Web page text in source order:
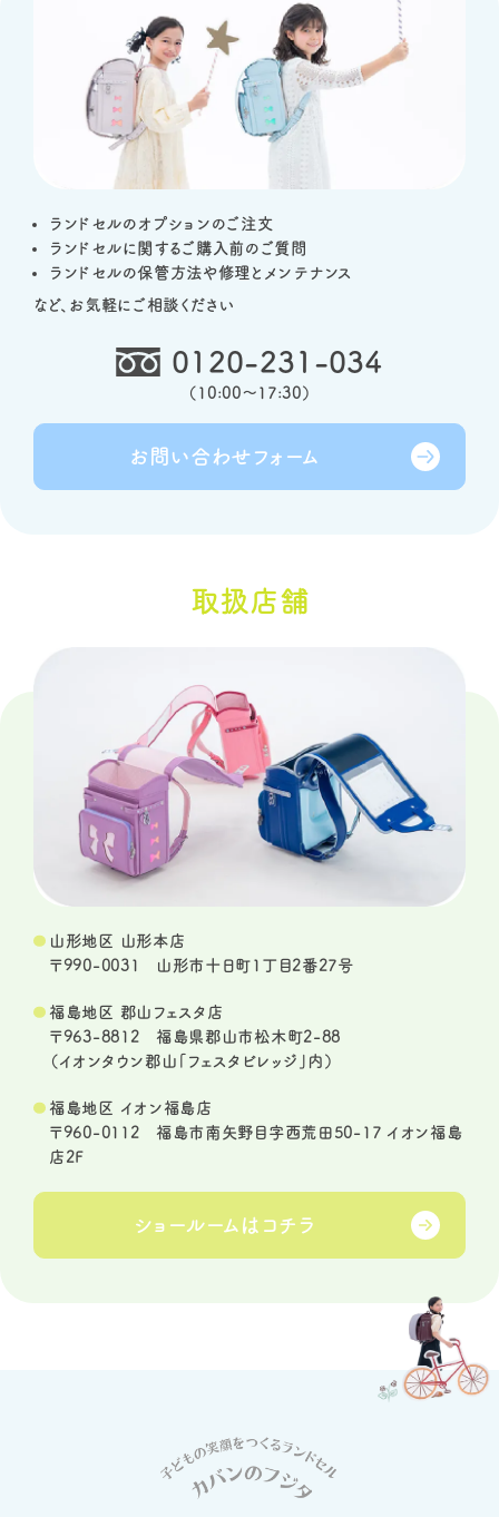
ランドセルのオプションのご注文
ランドセルに関するご購入前のご質問
ランドセルの保管方法や修理とメンテナンス
など、お気軽にご相談ください
0120-231-034
（ 10:00～17:30 ）
お問い合わせ フォーム
取扱店舗
山形地区 山形本店
〒990-0031 山形市十日町1丁目2番27号
福島地区 郡山フェスタ店
〒963-8812 福島県郡山市松木町2-88
（イオンタウン郡山「フェスタビレッジ」内）
福島地区 イオン福島店
〒960-0112 福島市南矢野目字西荒田50-17 イオン福島
店2F
ショールームは コチラ